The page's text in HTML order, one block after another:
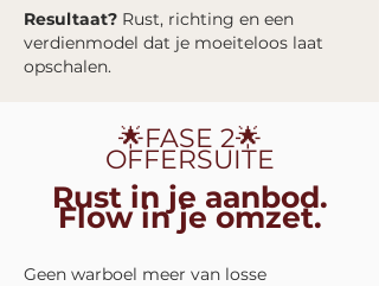
Resultaat? Rust, richting en een
verdienmodel dat je moeiteloos laat
opschalen.
🌟FASE 2🌟
OFFERSUITE
Rust in je aanbod.
Flow in je omzet.
Geen warboel meer van losse